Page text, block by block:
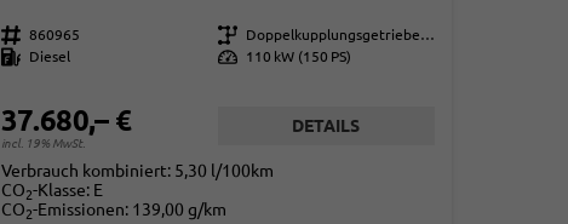
Fahrzeugnr. 860965 Getriebe
Doppelkupplungsgetriebe (DSG)
Kraftstoff
Diesel Leistung 110 kW (150 PS)
37.680,– €
incl. 19% MwSt.
DETAILS
Verbrauch kombiniert: 5,30 l/100km
CO2-Klasse: E
CO2-Emissionen: 139,00 g/km